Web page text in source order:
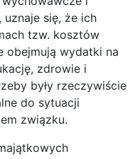
się, że ich
tzw. kosztów
obejmują wydatki na
zdrowie i
były rzeczywiście
do sytuacji
związku.